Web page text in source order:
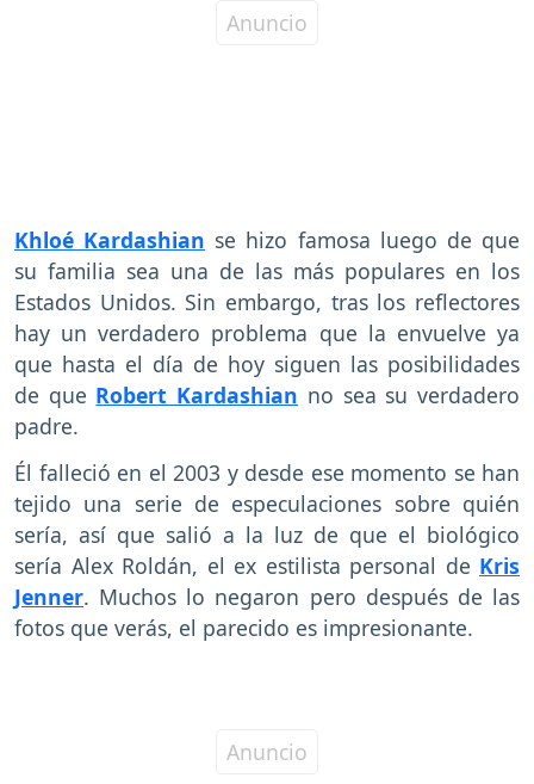
Khloé Kardashian se hizo famosa luego de que
su familia sea una de las más populares en los
Estados Unidos. Sin embargo, tras los reflectores
hay un verdadero problema que la envuelve ya
que hasta el día de hoy siguen las posibilidades
de que Robert Kardashian no sea su verdadero
padre.
Él falleció en el 2003 y desde ese momento se han
tejido una serie de especulaciones sobre quién
sería, así que salió a la luz de que el biológico
sería Alex Roldán, el ex estilista personal de Kris
Jenner. Muchos lo negaron pero después de las
fotos que verás, el parecido es impresionante.